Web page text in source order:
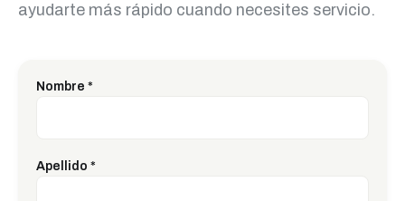
ayudarte más rápido cuando necesites servicio.
Nombre *
Apellido *